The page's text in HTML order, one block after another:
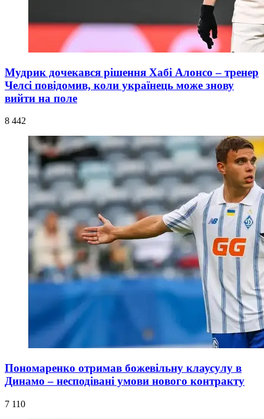
Мудрик дочекався рішення Хабі Алонсо – тренер
Челсі повідомив, коли українець може знову
вийти на поле
8 442
Пономаренко отримав божевільну клаусулу в
Динамо – несподівані умови нового контракту
7 110